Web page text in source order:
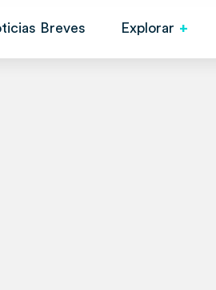
Breves Explorar